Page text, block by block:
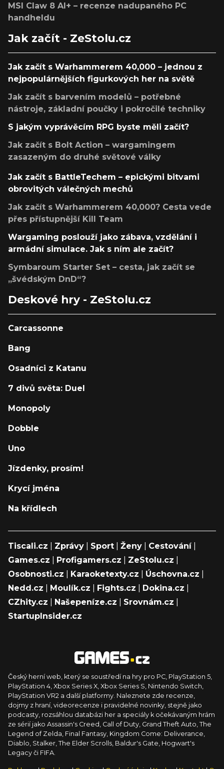
MSI Claw 8 AI+ – recenze nadupaného PC
handheldu
Jak začít - ZeStolu.cz
Jak začít s Warhammerem 40,000 – jednou z
nejpopulárnějších figurkových her na světě
Jak začít s barvením modelů – potřebné
nástroje, základní poučky i pokročilé techniky
S jakým vyprávěcím RPG byste měli začít?
Jak začít s Bolt Action – wargamingem
zasazeným do druhé světové války
Jak začít s BattleTechem – epickými bitvami
obrovitých válečných mechů
Jak začít s Warhammerem 40,000? Cesta vede
přes přístupnější Kill Team
Wargaming poslouží jako zábava, vzdělání i
armádní simulace. Jak s ním ale začít?
Symbaroum Starter Set – cesta, jak začít se
„švédským DnD“?
Deskové hry - ZeStolu.cz
Carcassonne
Bang
Osadníci z Katanu
7 divů světa: Duel
Monopoly
Dobble
Uno
Jízdenky, prosím!
Krycí jména
Na křídlech
Tiscali.cz Zprávy Sport Ženy Cestování|
Games.cz
Profigamers.cz ZeStolu.cz
Osobnosti.cz
Karaoketexty.cz Úschovna.cz
Nedd.cz
Moulík.cz Fights.cz Dokina.cz
CZhity.cz
Našepeníze.cz Srovnám.cz
StartupInsider.cz
Český herní web, který se soustředí na hry pro PC, PlayStation 5,
PlayStation 4, Xbox Series X, Xbox Series S, Nintendo Switch,
PlayStation VR2 a další platformy. Naleznete zde recenze,
dojmy z hraní, videorecenze i pravidelné novinky, stejně jako
podcasty, rozsáhlou databázi her a speciály k očekávaným hrám
ze sérií jako Assassin's Creed, Call of Duty, Grand Theft Auto, The
Legend of Zelda, Final Fantasy, Kingdom Come: Deliverance,
Diablo, Stalker, The Elder Scrolls, Baldur's Gate, Hogwart's
Legacy či FIFA.